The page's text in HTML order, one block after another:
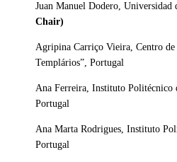
Juan Manuel Dodero, Universidad
Chair)
Agripina Carriço Vieira, Centro de
Templários”, Portugal
Ana Ferreira, Instituto Politécnico
Portugal
Ana Marta Rodrigues, Instituto
Portugal